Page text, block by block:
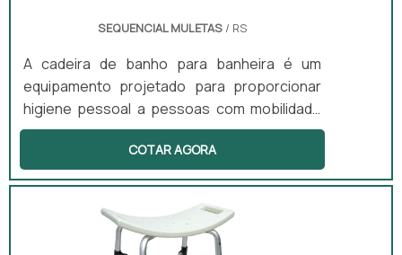
SEQUENCIAL MULETAS/ RS
A cadeira de banho para banheira é um
equipamento projetado para proporcionar
higiene pessoal a pessoas com mobilidade
reduzida. Com uma estrutura que inclui rodas
e um assento anatômico, esse produto
facilita o banho com segurança e conforto.
para braço, encosto e assento com abertura
higiênica, tornando-a uma solução prática
COTAR AGORA